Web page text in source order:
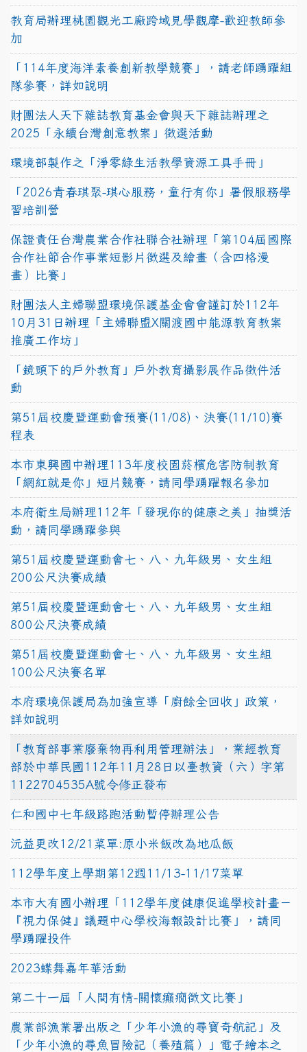
教育局辦理桃園觀光工廠跨域見學觀摩-歡迎教師參
加
「114年度海洋素養創新教學競賽」，請老師踴躍組
隊參賽，詳如說明
財團法人天下雜誌教育基金會與天下雜誌辦理之
2025「永續台灣創意教案」徵選活動
環境部製作之「淨零綠生活教學資源工具手冊」
「2026青春琪聚-琪心服務，童行有你」暑假服務學
習培訓營
保證責任台灣農業合作社聯合社辦理「第104屆國際
合作社節合作事業短影片徵選及繪畫（含四格漫
畫）比賽」
財團法人主婦聯盟環境保護基金會會謹訂於112年
10月31日辦理「主婦聯盟X關渡國中能源教育教案
推廣工作坊」
「鏡頭下的戶外教育」戶外教育攝影展作品徵件活
動
第51屆校慶暨運動會預賽(11/08)、決賽(11/10)賽
程表
本市東興國中辦理113年度校園菸檳危害防制教育
「網紅就是你」短片競賽，請同學踴躍報名參加
本府衛生局辦理112年「發現你的健康之美」抽獎活
動，請同學踴躍參與
第51屆校慶暨運動會七、八、九年級男、女生組
200公尺決賽成績
第51屆校慶暨運動會七、八、九年級男、女生組
800公尺決賽成績
第51屆校慶暨運動會七、八、九年級男、女生組
100公尺決賽名單
本府環境保護局為加強宣導「廚餘全回收」政策，
詳如說明
「教育部事業廢棄物再利用管理辦法」，業經教育
部於中華民國112年11月28日以臺教資（六）字第
1122704535A號令修正發布
仁和國中七年級路跑活動暫停辦理公告
沅益更改12/21菜單:原小米飯改為地瓜飯
112學年度上學期第12週11/13-11/17菜單
本市大有國小辦理「112學年度健康促進學校計畫－
『視力保健』議題中心學校海報設計比賽」，請同
學踴躍投件
2023蝶舞嘉年華活動
第二十一屆「人間有情-關懷癲癇徵文比賽」
農業部漁業署出版之「少年小漁的尋寶奇航記」及
「少年小漁的尋魚冒險記（養殖篇）」電子繪本之